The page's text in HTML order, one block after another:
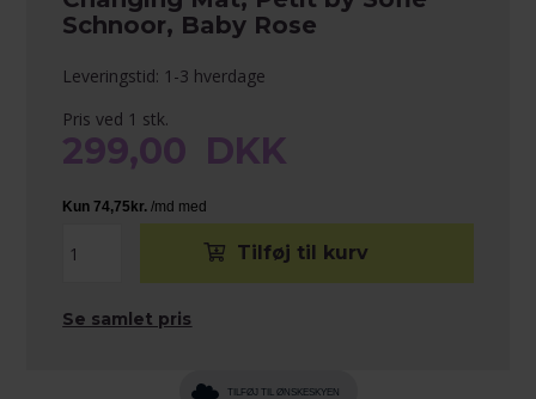
Schnoor, Baby Rose
Leveringstid: 1-3 hverdage
Pris ved 1 stk.
299,00 DKK
Se samlet pris
TILFØJ TIL ØNSKESKYEN